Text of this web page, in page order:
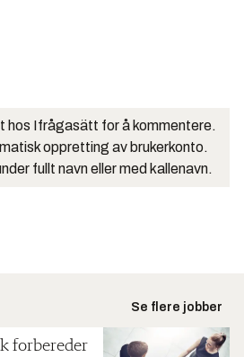
hos Ifrågasätt for å kommentere.
oppretting av brukerkonto.
fullt navn eller med kallenavn.
Se flere jobber
forbereder